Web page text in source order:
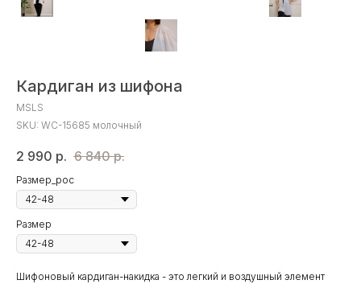
Кардиган из шифона
MSLS
SKU: WС-15685 молочный
2 990 р. 6 840 р.
Размер_рос
Размер
Шифоновый кардиган-накидка - это легкий и воздушный элемент